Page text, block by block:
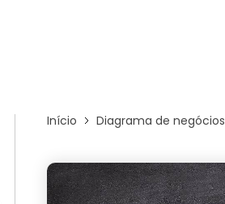
Início Diagrama de negócios